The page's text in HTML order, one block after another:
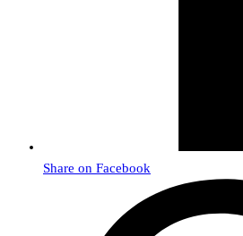
Share on Facebook